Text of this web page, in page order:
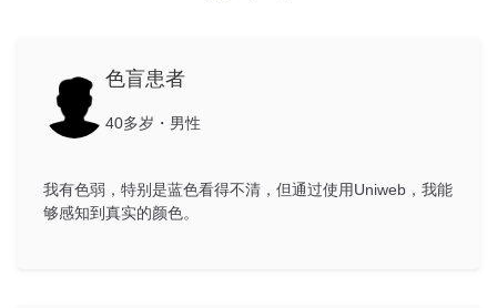
色盲患者
40多岁・男性
我有色弱，特别是蓝色看得不清，但通过使用Uniweb，我能
够感知到真实的颜色。